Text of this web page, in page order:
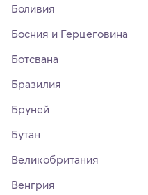
Боливия
Босния и Герцеговина
Ботсвана
Бразилия
Бруней
Бутан
Великобритания
Венгрия